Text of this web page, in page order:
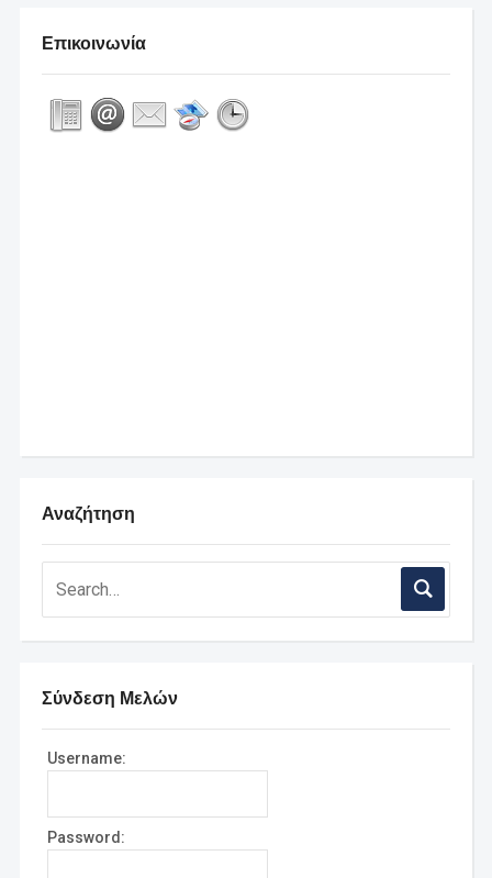
Επικοινωνία
Αναζήτηση
Σύνδεση Μελών
Username:
Password: